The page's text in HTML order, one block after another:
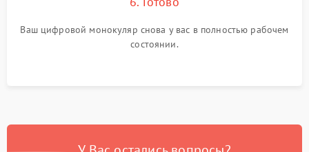
Ваш цифровой монокуляр снова у вас в полностью рабочем
состоянии.